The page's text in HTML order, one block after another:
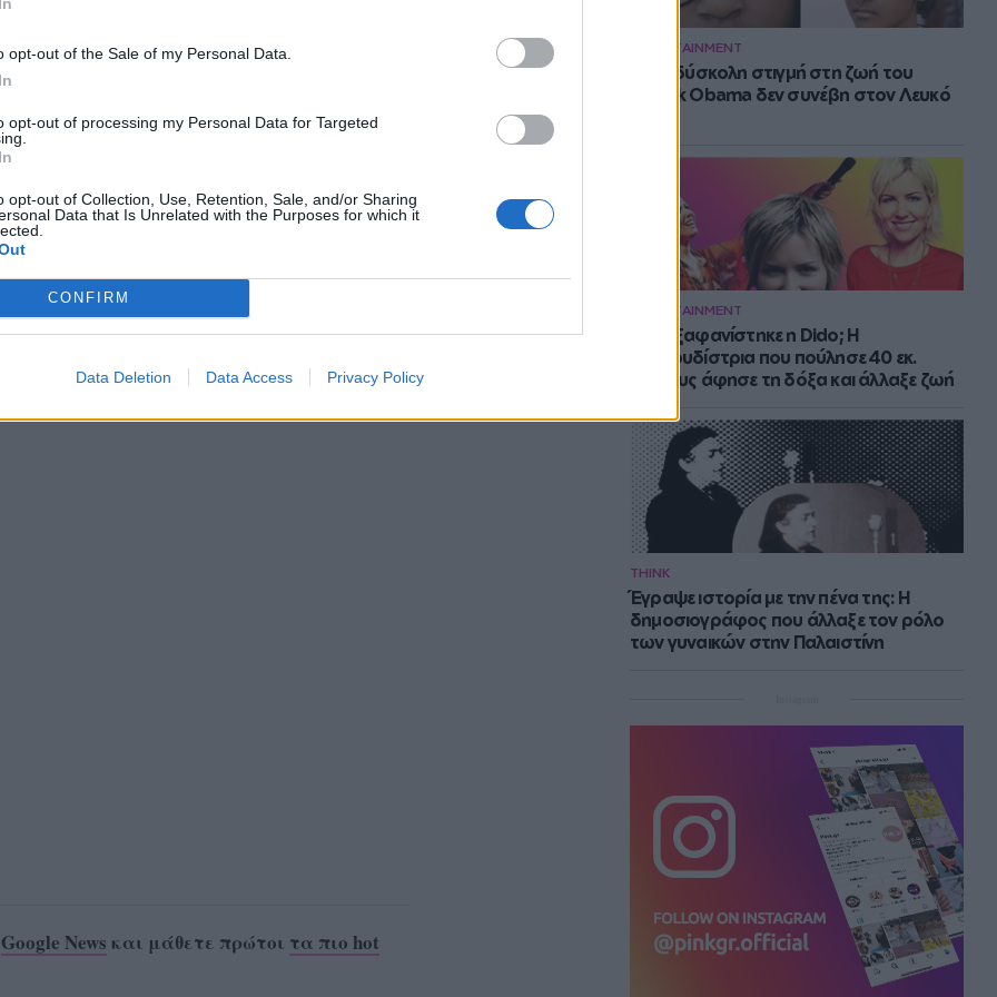
opt-out of the Sale of my Personal Data.
opt-out of processing my Personal Data for Targeted
opt-out of Collection, Use, Retention, Sale, and/or Sharing
Data that Is Unrelated with the Purposes for which it
CONFIRM
Data Deletion Data Access Privacy Policy
ENTERTAINMENT
Η πιο δύσκολη στιγμή στη ζωή του
Barack Obama δεν συνέβη στον Λευκό
ENTERTAINMENT
Πού εξαφανίστηκε η Dido; Η
τραγουδίστρια που πούλησε 40 εκ.
δίσκους άφησε τη δόξα και άλλαξε ζωή
THINK
Έγραψε ιστορία με την πένα της: Η
δημοσιογράφος που άλλαξε τον ρόλο
των γυναικών στην Παλαιστίνη
Google News και μάθετε πρώτοι τα πιο hot